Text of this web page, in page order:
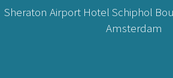
Sheraton Airport Hotel Schiphol
Amsterdam